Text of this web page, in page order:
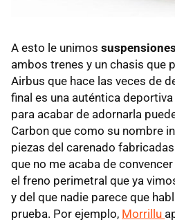
A esto le unimos
ambos trenes y un chasis que
Airbus que hace las veces de
final es una auténtica
para acabar de adornarla
Carbon que como su nombre
piezas del carenado
que no me acaba de
el freno perimetral que ya
y del que nadie parece que
prueba. Por ejemplo, Morrillu